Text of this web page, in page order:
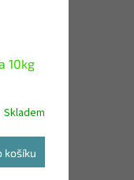
10kg
Skladem
košíku